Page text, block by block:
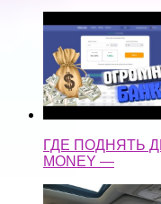
ГДЕ ПОДНЯТЬ
MONEY —